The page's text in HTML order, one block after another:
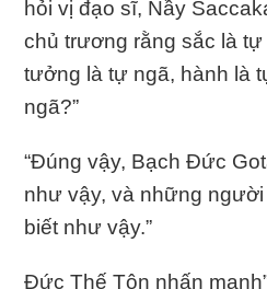
hỏi vị đạo sĩ, Nầy
chủ trương rằng sắc là
tưởng là tự ngã, hành là
ngã?”
“Ðúng vậy, Bạch Ðức
như vậy, và những
biết như vậy.”
Ðức Thế Tôn nhấn